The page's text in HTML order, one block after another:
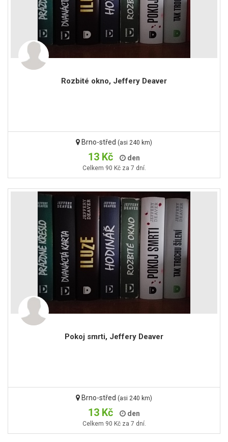
Rozbité okno, Jeffery Deaver
Brno-střed (asi 240 km)
13 Kč den
Celkem 90 Kč za 7 dní.
Pokoj smrti, Jeffery Deaver
Brno-střed (asi 240 km)
13 Kč den
Celkem 90 Kč za 7 dní.